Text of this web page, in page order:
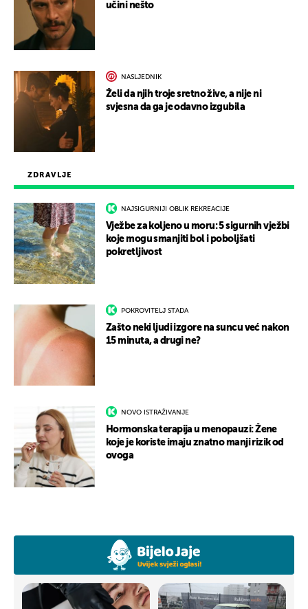
ZDRAVLJE
NAJSIGURNIJI OBLIK REKREACIJE
Vježbe za koljeno u moru: 5 sigurnih vježbi
koje mogu smanjiti bol i poboljšati
pokretljivost
POKROVITELJ STADA
Zašto neki ljudi izgore na suncu već nakon
15 minuta, a drugi ne?
NOVO ISTRAŽIVANJE
Hormonska terapija u menopauzi: Žene
koje je koriste imaju znatno manji rizik od
ovoga
učini nešto
NASLJEDNIK
Želi da njih troje sretno žive, a nije ni
svjesna da ga je odavno izgubila